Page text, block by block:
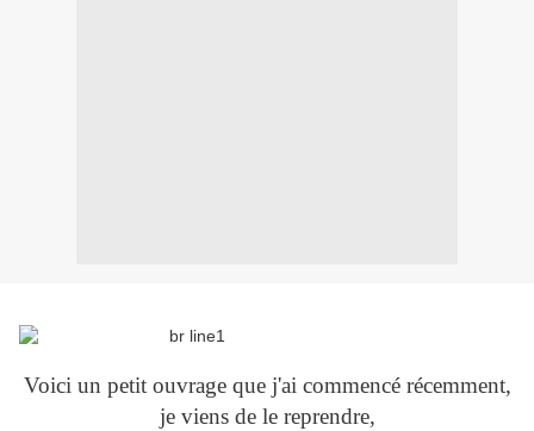
Voici un petit ouvrage que j'ai commencé récemment,
je viens de le reprendre,